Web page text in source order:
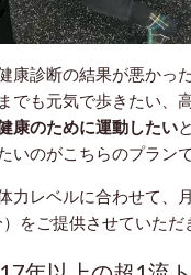
康診断の結果が悪かっ
でも元気で歩きたい、
康のために運動したい
いのがこちらのプランで
力レベルに合わせて、
をご提供させていただ